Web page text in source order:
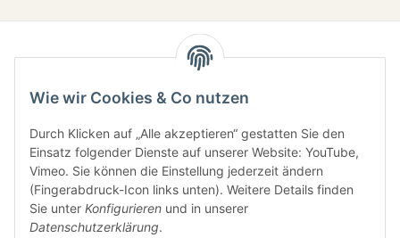
Gesetzliche Informationen
Informationen
Wie wir Cookies & Co nutzen
Durch Klicken auf „Alle akzeptieren“ gestatten Sie den
Einsatz folgender Dienste auf unserer Website: YouTube,
Vimeo. Sie können die Einstellung jederzeit ändern
(Fingerabdruck-Icon links unten). Weitere Details finden
Sie unter Konfigurieren und in unserer
Datenschutzerklärung.